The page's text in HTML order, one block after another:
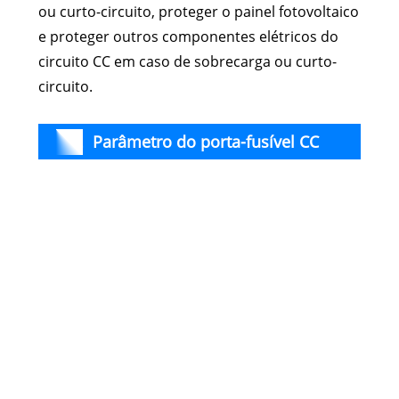
ou curto-circuito, proteger o painel fotovoltaico
e proteger outros componentes elétricos do
circuito CC em caso de sobrecarga ou curto-
circuito.
Parâmetro do porta-fusível CC